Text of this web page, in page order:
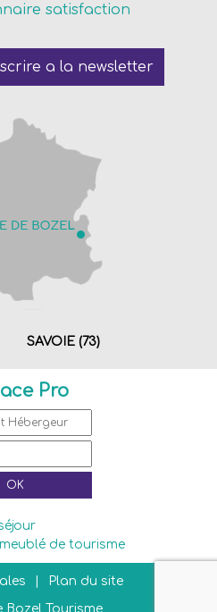
satisfaction
a la newsletter
SAVOIE (73)
Pro
de tourisme
Bozel Tourisme
Plan du site